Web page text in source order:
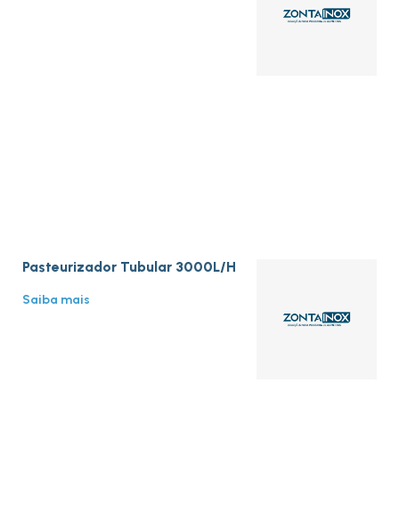
Pasteurizador Tubular 3000L/H
Saiba mais